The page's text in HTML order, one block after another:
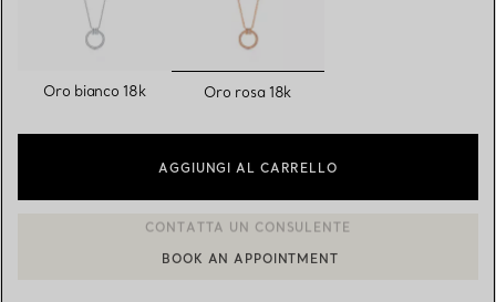
Oro bianco 18k selezionato/i
Oro rosa 18k
AGGIUNGI AL CARRELLO
CONTATTA UN CONSULENTE CLIENTI O PRENOTA UN